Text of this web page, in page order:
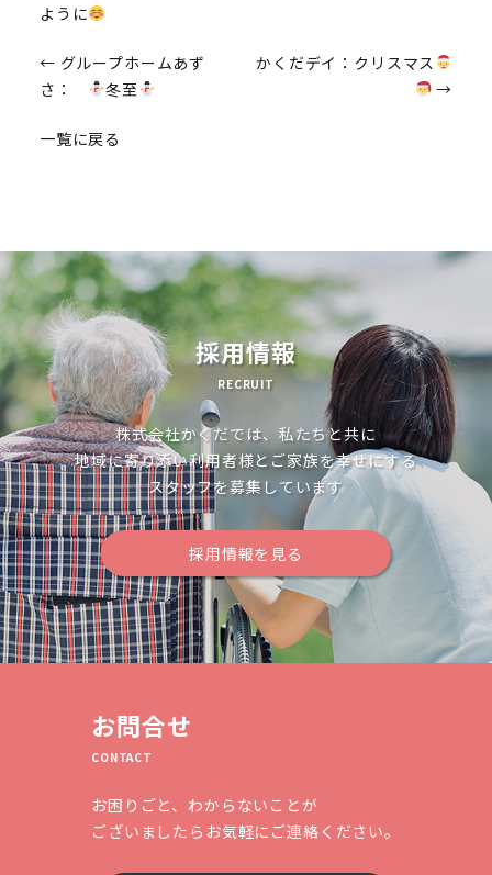
ように
投
稿
ナ
ー
シ
ョ
ン
← グループホームあず
さ：
冬至
かくだデイ：クリスマス
→
一覧に戻る
採用情報
RECRUIT
株式会社かくだでは、私たちと共に
地域に寄り添い利用者様とご家族を幸せにする
スタッフを募集しています
採用情報を見る
お問合せ
CONTACT
お困りごと、わからないことが
ございましたらお気軽にご連絡ください。